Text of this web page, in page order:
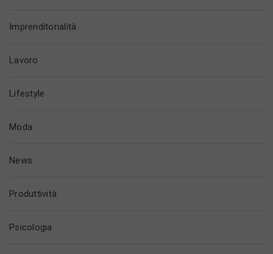
Imprenditorialità
Lavoro
Lifestyle
Moda
News
Produttività
Psicologia